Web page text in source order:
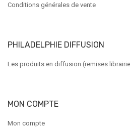
Conditions générales de vente
PHILADELPHIE DIFFUSION
Les produits en diffusion (remises
MON COMPTE
Mon compte